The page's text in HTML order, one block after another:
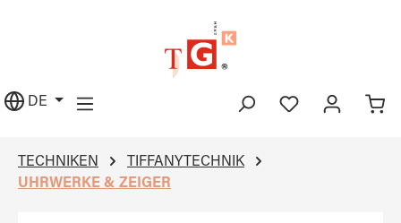
DE
TECHNIKEN
TIFFANYTECHNIK
UHRWERKE & ZEIGER